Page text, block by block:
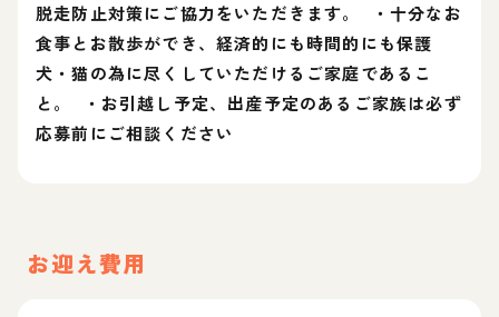
脱走防止対策にご協力をいただきます。 ・十分なお
食事とお散歩ができ、経済的にも時間的にも保護
犬・猫の為に尽くしていただけるご家庭であるこ
と。 ・お引越し予定、出産予定のあるご家族は必ず
応募前にご相談ください
お迎え費用